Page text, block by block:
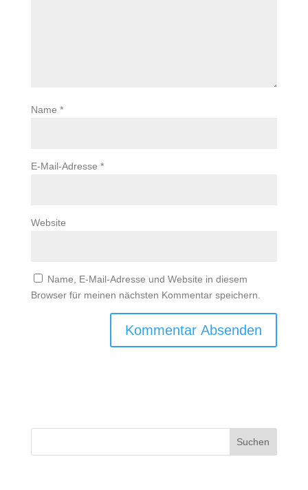
Name *
E-Mail-Adresse *
Website
Name, E-Mail-Adresse und Website in diesem
Browser für meinen nächsten Kommentar speichern.
Suchen